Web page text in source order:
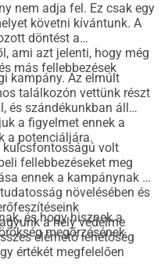
nem adja fel. Ez csak egy
követni kívántunk. A
döntést a
ami azt jelenti, hogy még
más fellebbezések
kampány. Az elmúlt
találkozón vettünk részt
és szándékunkban áll
a figyelmet ennek a
a potenciáljára.
kulcsfontosságú volt
fellebbezéseket meg
ennek a kampánynak az
növelésében és
a hely védelme
elérhető lehetőség
értékét megfelelően
és hogy hisznek a
megőrzésének